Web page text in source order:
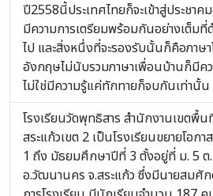
ปี2558นี้ประเทศไทยก็จะเข้าสู่ประชา
มีความการเตรียมพร้อมกันอย่างเต็ม
ไป และสิ่งหนึ่งที่จะรองรับนั้นก็คือภาษา
อังกฤษไม่นับรวมภาษาเพื่อนบ้านก็มีคว
ไม่ใช่มีความรู้แค่ทักทายก็จบกันเท่านั้น
โรงเรียนวัดพุทธิสาร สำนักงานเขตพื้
สระแก้วเขต 2 เป็นโรงเรียนขยายโอก
1 ถึง มัธยมศึกษาปีที่ 3 ตั้งอยู่ที่ ม. 5
อ.วัฒนานคร จ.สระแก้ว ซึ่งมีนายสมศั